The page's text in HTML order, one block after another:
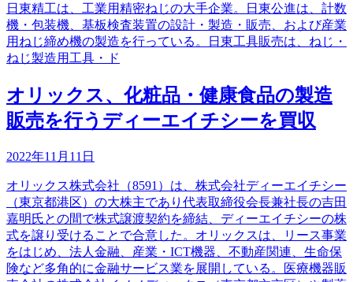
日東精工は、工業用精密ねじの大手企業。日東公進は、計数
機・包装機、基板検査装置の設計・製造・販売、および産業
用ねじ締め機の製造を行っている。日東工具販売は、ねじ・
ねじ製造用工具・ド
オリックス、化粧品・健康食品の製造
販売を行うディーエイチシーを買収
2022年11月11日
オリックス株式会社（8591）は、株式会社ディーエイチシー
（東京都港区）の大株主であり代表取締役会長兼社長の吉田
嘉明氏との間で株式譲渡契約を締結、ディーエイチシーの株
式を譲り受けることで合意した。オリックスは、リース事業
をはじめ、法人金融、産業・ICT機器、不動産関連、生命保
険など多角的に金融サービス業を展開している。医療機器販